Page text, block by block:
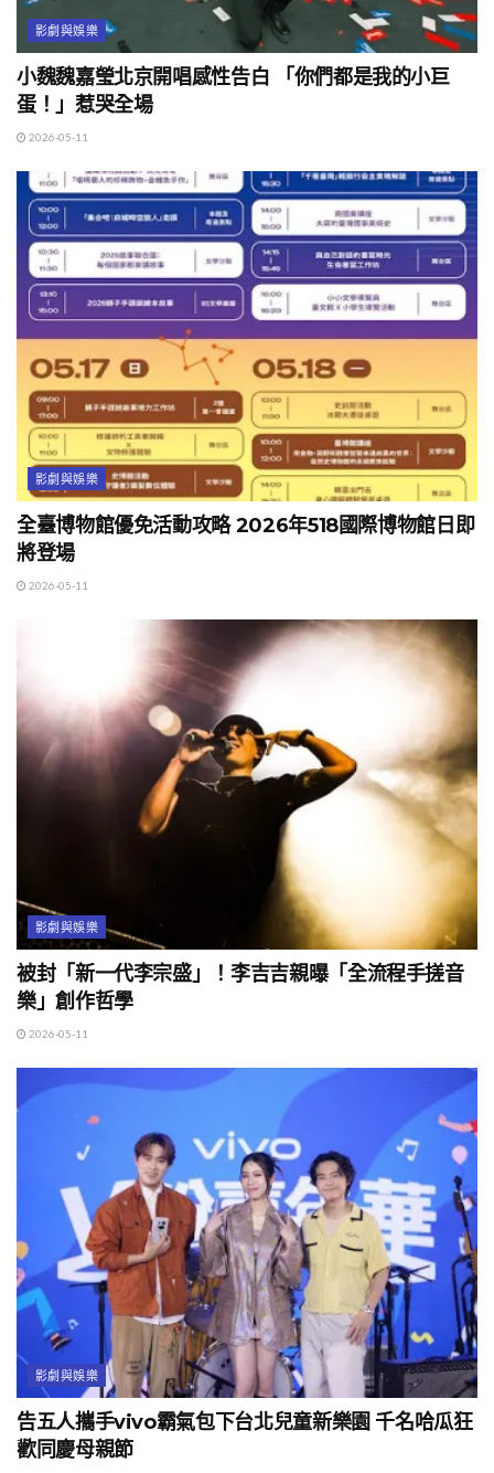
影劇與娛樂
小魏魏嘉瑩北京開唱感性告白 「你們都是我的小巨
蛋！」惹哭全場
2026-05-11
影劇與娛樂
全臺博物館優免活動攻略 2026年518國際博物館日即
將登場
2026-05-11
影劇與娛樂
被封「新一代李宗盛」！李吉吉親曝「全流程手搓音
樂」創作哲學
2026-05-11
影劇與娛樂
告五人攜手vivo霸氣包下台北兒童新樂園 千名哈瓜狂
歡同慶母親節